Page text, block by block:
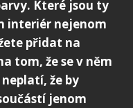
Které jsou ty
interiér nejenom
přidat na
tom, že se v něm
že by
jenom